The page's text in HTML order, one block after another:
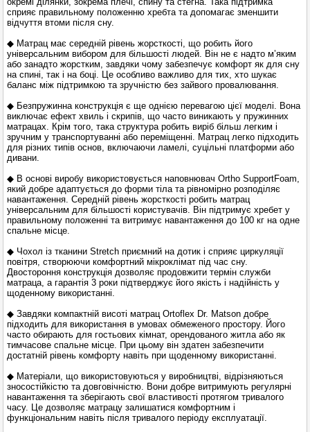
сприяє правильному положенню хребта та допомагає зменшити
відчуття втоми після сну.
◆ Матрац має середній рівень жорсткості, що робить його
універсальним вибором для більшості людей. Він не є надто м’яким
або занадто жорстким, завдяки чому забезпечує комфорт як для сну
на спині, так і на боці. Це особливо важливо для тих, хто шукає
баланс між підтримкою та зручністю без зайвого провалювання.
◆ Безпружинна конструкція є ще однією перевагою цієї моделі. Вона
виключає ефект хвиль і скрипів, що часто виникають у пружинних
матрацах. Крім того, така структура робить виріб більш легким і
зручним у транспортуванні або переміщенні. Матрац легко підходить
для різних типів основ, включаючи ламелі, суцільні платформи або
дивани.
◆ В основі виробу використовується наповнювач Ortho SupportFoam,
який добре адаптується до форми тіла та рівномірно розподіляє
навантаження. Середній рівень жорсткості робить матрац
універсальним для більшості користувачів. Він підтримує хребет у
правильному положенні та витримує навантаження до 100 кг на одне
спальне місце.
◆ Чохол із тканини Stretch приємний на дотик і сприяє циркуляції
повітря, створюючи комфортний мікроклімат під час сну.
Двостороння конструкція дозволяє продовжити термін служби
матраца, а гарантія 3 роки підтверджує його якість і надійність у
щоденному використанні.
◆ Завдяки компактній висоті матрац Ortoflex Dr. Matson добре
підходить для використання в умовах обмеженого простору. Його
часто обирають для гостьових кімнат, орендованого житла або як
тимчасове спальне місце. При цьому він здатен забезпечити
достатній рівень комфорту навіть при щоденному використанні.
◆ Матеріали, що використовуються у виробництві, відрізняються
зносостійкістю та довговічністю. Вони добре витримують регулярні
навантаження та зберігають свої властивості протягом тривалого
часу. Це дозволяє матрацу залишатися комфортним і
функціональним навіть після тривалого періоду експлуатації.